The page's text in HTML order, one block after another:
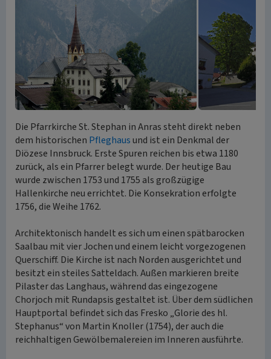
Die Pfarrkirche St. Stephan in Anras steht direkt neben
dem historischen Pfleghausund ist ein Denkmal der
Diözese Innsbruck. Erste Spuren reichen bis etwa 1180
zurück, als ein Pfarrer belegt wurde. Der heutige Bau
wurde zwischen 1753 und 1755 als großzügige
Hallenkirche neu errichtet. Die Konsekration erfolgte
1756, die Weihe 1762.
Architektonisch handelt es sich um einen spätbarocken
Saalbau mit vier Jochen und einem leicht vorgezogenen
Querschiff. Die Kirche ist nach Norden ausgerichtet und
besitzt ein steiles Satteldach. Außen markieren breite
Pilaster das Langhaus, während das eingezogene
Chorjoch mit Rundapsis gestaltet ist. Über dem südlichen
Hauptportal befindet sich das Fresko „Glorie des hl.
Stephanus“ von Martin Knoller (1754), der auch die
reichhaltigen Gewölbemalereien im Inneren ausführte.